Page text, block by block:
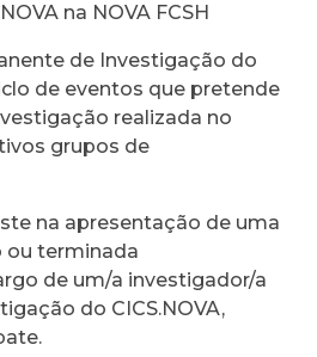
na NOVA FCSH
de Investigação do
de eventos que pretende
realizada no
grupos de
na apresentação de uma
ou terminada
de um/a investigador/a
do CICS.NOVA,